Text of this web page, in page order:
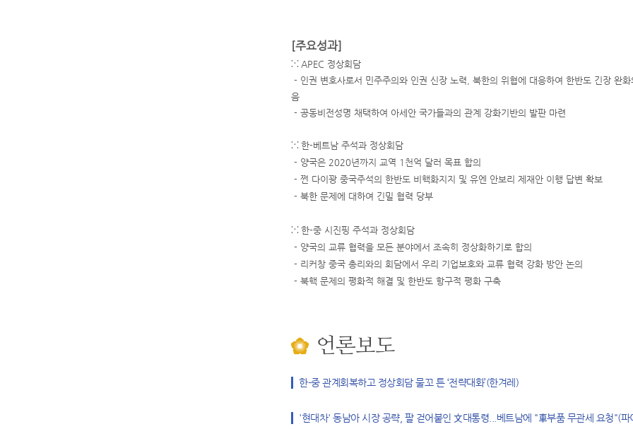
[주요성과]
⁙ APEC 정상회담
- 인권 변호사로서 민주주의와 인권 신장 노력, 북한의 위협에 대응하여 한반도 긴장 완
음
- 공동비전성명 채택하여 아세안 국가들과의 관계 강화기반의 발판 마련
⁙ 한-베트남 주석과 정상회담
- 양국은 2020년까지 교역 1천억 달러 목표 합의
- 쩐 다이꽝 중국주석의 한반도 비핵화지지 및 유엔 안보리 제재안 이행 답변 확보
- 북한 문제에 대하여 긴밀 협력 당부
⁙ 한-중 시진핑 주석과 정상회담
- 양국의 교류 협력을 모든 분야에서 조속히 정상화하기로 합의
- 리커창 중국 총리와의 회담에서 우리 기업보호와 교류 협력 강화 방안 논의
- 북핵 문제의 평화적 해결 및 한반도 항구적 평화 구축
언론보도
한-중 관계회복하고 정상회담 물꼬 튼 ‘전략대화’(한겨레)
'현대차' 동남아 시장 공략, 팔 걷어붙인 文대통령...베트남에 "車부품 무관세 요청"(파